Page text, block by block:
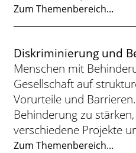
Zum Themenbereich...
Diskriminierung und
Menschen mit
Gesellschaft auf
Vorurteile und
Behinderung zu
verschiedene Projekte
Zum Themenbereich...